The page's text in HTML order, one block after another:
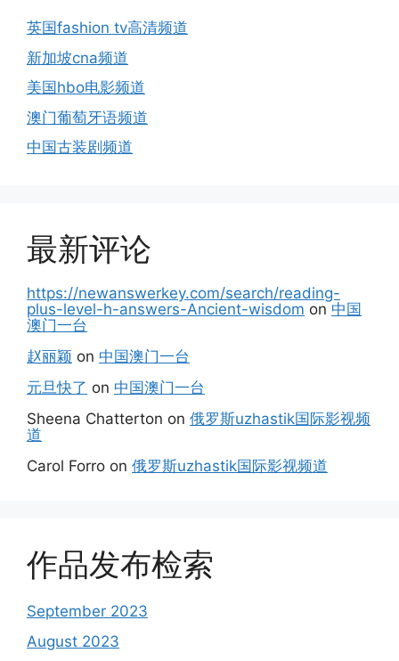
英国fashion tv高清频道
新加坡cna频道
美国hbo电影频道
澳门葡萄牙语频道
中国古装剧频道
最新评论
https://newanswerkey.com/search/reading-
plus-level-h-answers-Ancient-wisdom on 中国
澳门一台
赵丽颖 on 中国澳门一台
元旦快了 on 中国澳门一台
Sheena Chatterton on 俄罗斯uzhastik国际影视频
道
Carol Forro on 俄罗斯uzhastik国际影视频道
作品发布检索
September 2023
August 2023